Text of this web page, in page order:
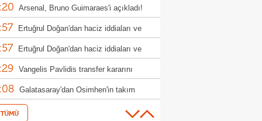
Arsenal, Bruno Guimaraes'i açıkladı!
Ertuğrul Doğan'dan haciz iddiaları ve
açıklaması
Ertuğrul Doğan'dan haciz iddiaları ve
açıklaması
Vangelis Pavlidis transfer kararını
verdi!
Galatasaray'dan Osimhen'in takım
teklif hazırlığı!
Zeki Çelik'ten transfer ve Kenan Yıldız